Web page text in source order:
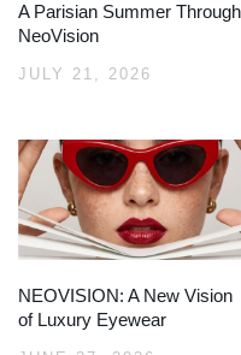
A Parisian Summer Through
NeoVision
JULY 21, 2026
NEOVISION: A New Vision
of Luxury Eyewear